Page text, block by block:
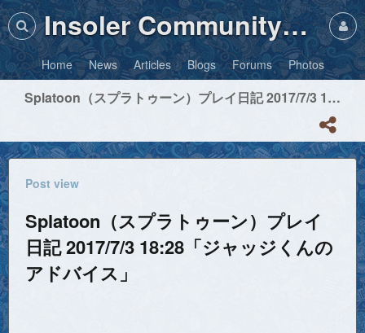
Insoler Community・Photos
Home News Articles Blogs Forums Photos
Splatoon（スプラトゥーン）プレイ日記 2017/7/3 18:28「ジャッジくんのアドバイス」
Post view
Splatoon（スプラトゥーン）プレイ
日記 2017/7/3 18:28「ジャッジくんの
アドバイス」